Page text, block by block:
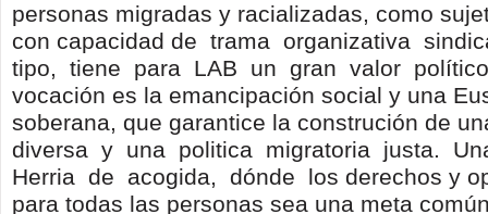
personas migradas y racializadas, como
con capacidad de trama organizativa
tipo, tiene para LAB un gran valor
vocación es la emancipación social y una
soberana, que garantice la construción de
diversa y una politica migratoria justa.
Herria de acogida, dónde los derechos y
para todas las personas sea una meta